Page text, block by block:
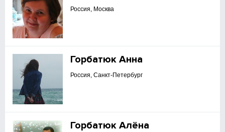
Россия, Москва
Горбатюк Анна
Россия, Санкт-Петербург
Горбатюк Алёна